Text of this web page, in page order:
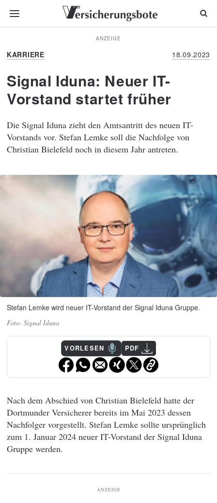
ANZEIGE
KARRIERE 18.09.2023
Signal Iduna: Neuer IT-
Vorstand startet früher
Die Signal Iduna zieht den Amtsantritt des neuen IT-
Vorstands vor. Stefan Lemke soll die Nachfolge von
Christian Bielefeld noch in diesem Jahr antreten.
Stefan Lemke wird neuer IT-Vorstand der Signal Iduna Gruppe.
Signal Iduna
VORLESEN PDF
Nach dem Abschied von Christian Bielefeld hatte der
Dortmunder Versicherer bereits im Mai 2023 dessen
Nachfolger vorgestellt. Stefan Lemke sollte ursprünglich
zum 1. Januar 2024 neuer IT-Vorstand der Signal Iduna
Gruppe werden.
ANZEIGE